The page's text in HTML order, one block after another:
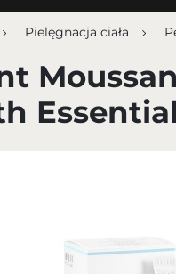
Pielęgnacja ciała